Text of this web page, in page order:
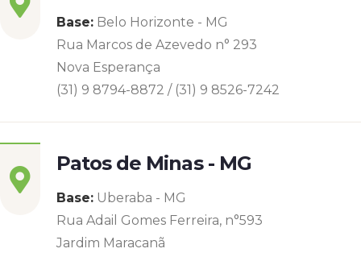
Base: Belo Horizonte - MG
Rua Marcos de Azevedo n° 293
Nova Esperança
(31) 9 8794-8872 / (31) 9 8526-7242
Patos de Minas - MG
Base: Uberaba - MG
Rua Adail Gomes Ferreira, n°593
Jardim Maracanã